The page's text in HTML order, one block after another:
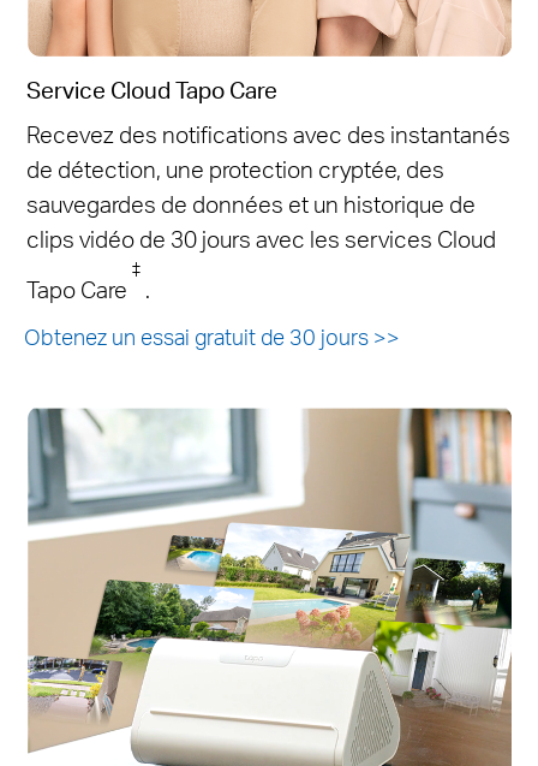
Service Cloud Tapo Care
Recevez des notifications avec des instantanés
de détection, une protection cryptée, des
sauvegardes de données et un historique de
clips vidéo de 30 jours avec les services Cloud
Tapo Care
‡
.
Obtenez un essai gratuit de 30 jours >>